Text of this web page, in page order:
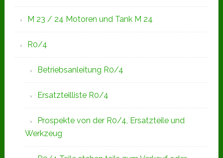
M 23 / 24 Motoren und Tank M 24
R0/4
Betriebsanleitung R0/4
Ersatzteilliste R0/4
Prospekte von der R0/4, Ersatzteile und
Werkzeug